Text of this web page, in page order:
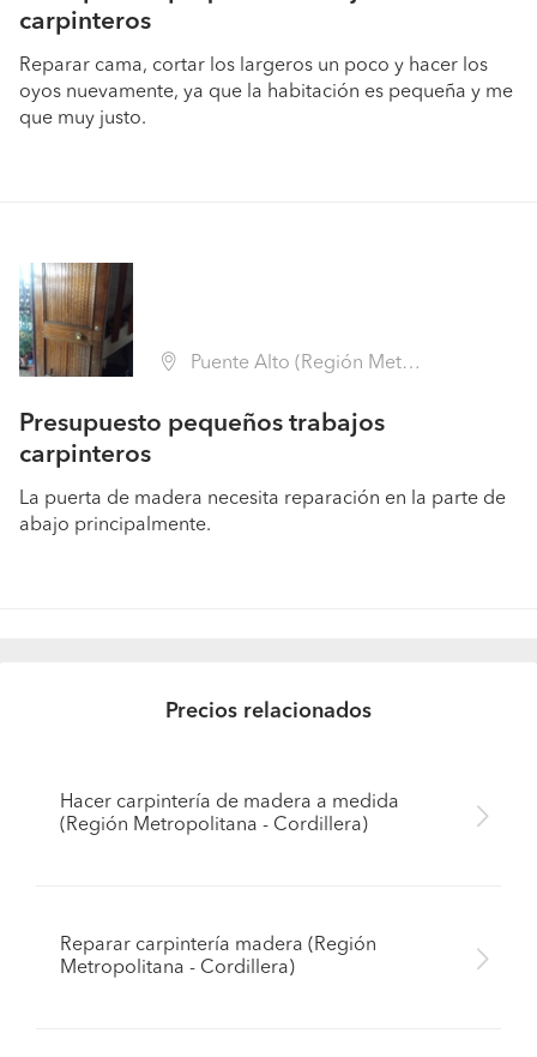
carpinteros
Reparar cama, cortar los largeros un poco y hacer los
oyos nuevamente, ya que la habitación es pequeña y me
que muy justo.
Puente Alto (Región Metropolitana - Cordillera)
Presupuesto pequeños trabajos
carpinteros
La puerta de madera necesita reparación en la parte de
abajo principalmente.
Precios relacionados
Hacer carpintería de madera a medida
(Región Metropolitana - Cordillera)
Reparar carpintería madera (Región
Metropolitana - Cordillera)